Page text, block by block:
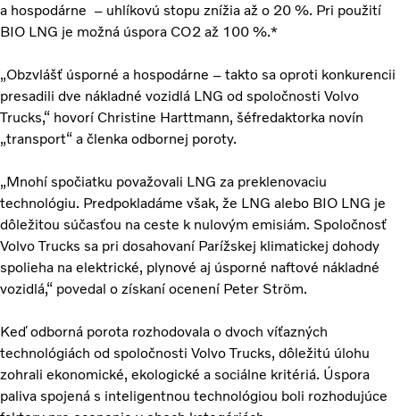
a hospodárne – uhlíkovú stopu znížia až o 20 %. Pri použití
BIO LNG je možná úspora CO2 až 100 %.*
„Obzvlášť úsporné a hospodárne – takto sa oproti konkurencii
presadili dve nákladné vozidlá LNG od spoločnosti Volvo
Trucks,“ hovorí Christine Harttmann, šéfredaktorka novín
„transport“ a členka odbornej poroty.
„Mnohí spočiatku považovali LNG za preklenovaciu
technológiu. Predpokladáme však, že LNG alebo BIO LNG je
dôležitou súčasťou na ceste k nulovým emisiám. Spoločnosť
Volvo Trucks sa pri dosahovaní Parížskej klimatickej dohody
spolieha na elektrické, plynové aj úsporné naftové nákladné
vozidlá,“ povedal o získaní ocenení Peter Ström.
Keď odborná porota rozhodovala o dvoch víťazných
technológiách od spoločnosti Volvo Trucks, dôležitú úlohu
zohrali ekonomické, ekologické a sociálne kritériá. Úspora
paliva spojená s inteligentnou technológiou boli rozhodujúce